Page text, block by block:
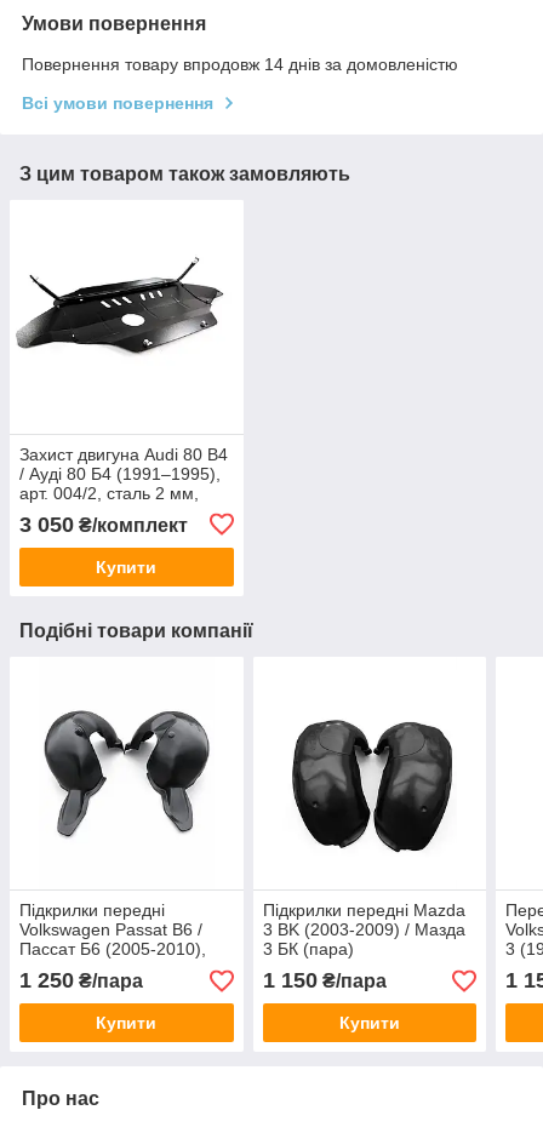
Умови повернення
Повернення товару впродовж 14 днів за домовленістю
Всі умови повернення
З цим товаром також замовляють
Захист двигуна Audi 80 B4
/ Ауді 80 Б4 (1991–1995),
арт. 004/2, сталь 2 мм,
3 050 ₴/комплект
Купити
Подібні товари компанії
Підкрилки передні
Volkswagen Passat B6 /
Пассат Б6 (2005-2010),
пара
1 250 ₴/пара
Купити
Підкрилки передні Mazda
3 BK (2003-2009) / Мазда
3 БК (пара)
1 150₴/пара
Купити
3
1
Про нас